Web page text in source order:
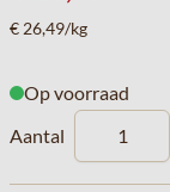
€ 26,49/kg
Op voorraad
Aantal